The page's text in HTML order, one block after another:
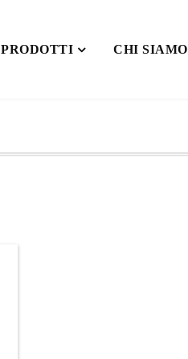
PRODOTTI CHI SIAMO